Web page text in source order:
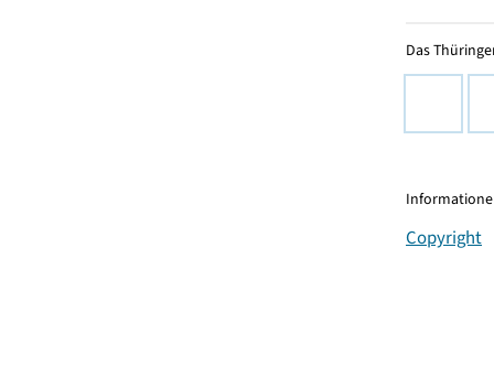
Das
Copyright